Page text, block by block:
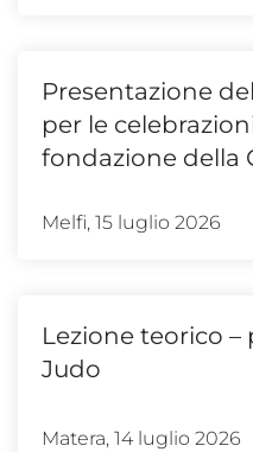
Presentazione
per le
fondazione della
Melfi, 15 luglio 2026
Lezione teorico –
Judo
Matera, 14 luglio 2026